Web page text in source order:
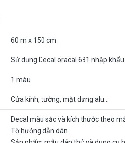
60 m x 150 cm
Sử dụng Decal oracal 631 nhập
1 màu
Cửa kính, tường, mặt dựng alu…
Decal màu sắc và kích thước theo
Tờ hướng dẫn dán